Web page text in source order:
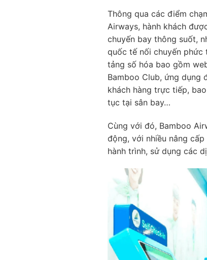
Thông qua các điểm
Airways, hành khách
chuyến bay thông suốt,
quốc tế nối chuyến phức
tảng số hóa bao gồm
Bamboo Club, ứng dụng
khách hàng trực tiếp,
tục tại sân bay…
Cùng với đó, Bamboo
động, với nhiều nâng
hành trình, sử dụng các